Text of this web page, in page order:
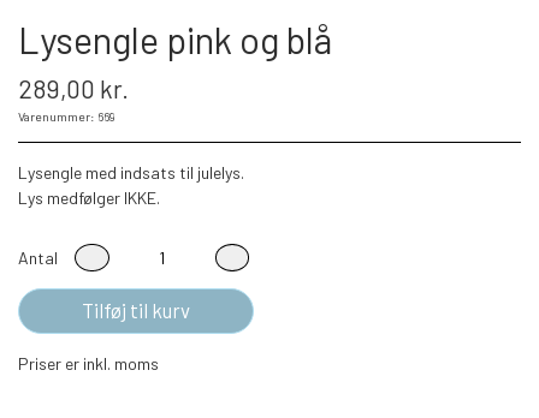
Lysengle pink og blå
289,00 kr.
Varenummer: 669
Lysengle med indsats til julelys.
Lys medfølger IKKE.
Antal
Tilføj til kurv
Priser er inkl. moms